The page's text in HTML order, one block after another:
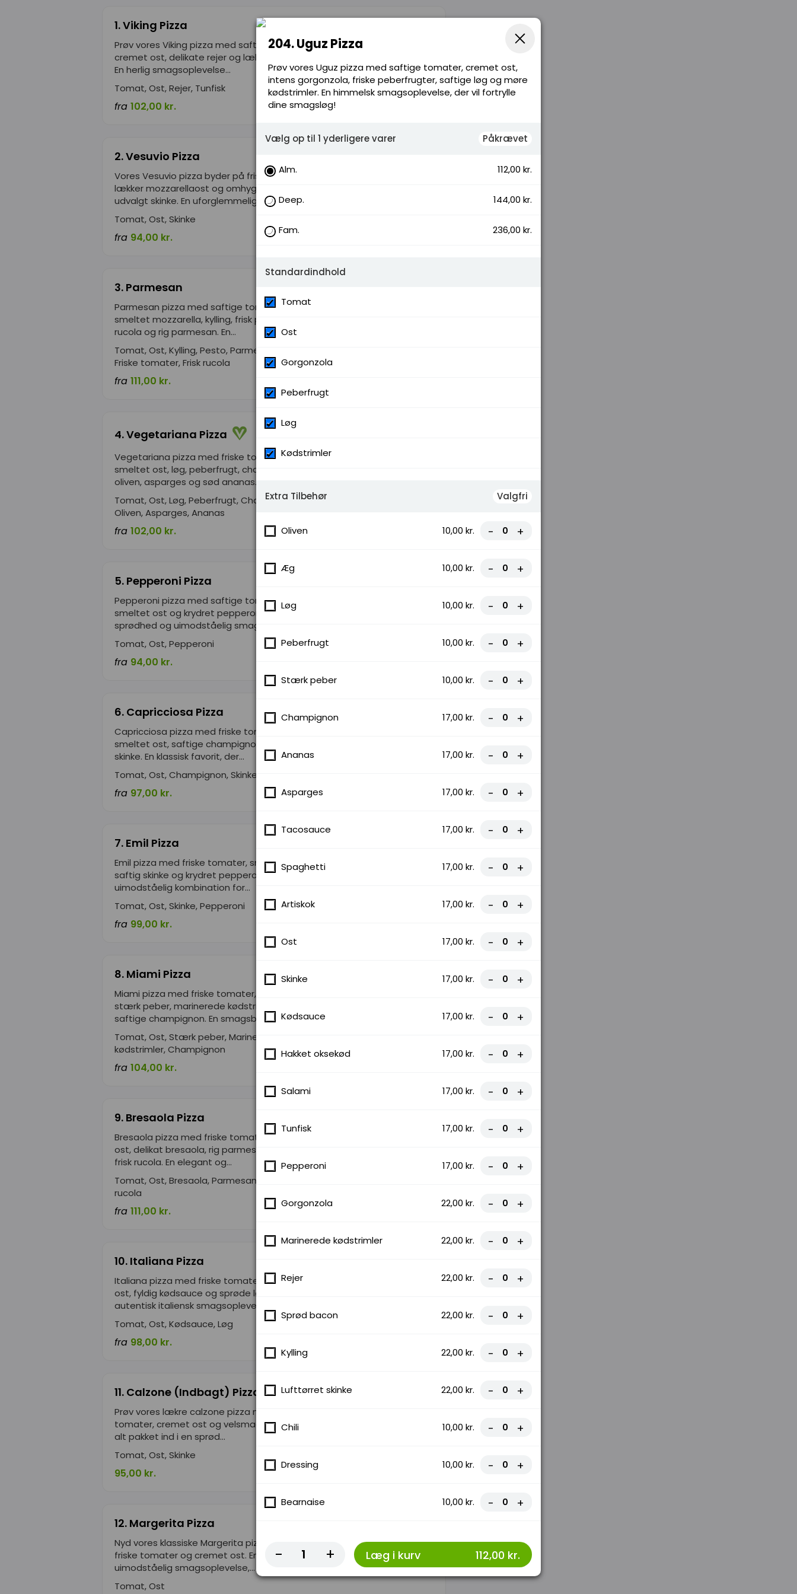
1. Viking Pizza
Prøv vores Viking pizza med saftige tomater,
cremet ost, delikate rejer og lækker tunfisk.
En herlig smagsoplevelse...
Tomat, Ost, Rejer, Tunfisk
fra 102,00 kr.
2. Vesuvio Pizza
Vores Vesuvio pizza byder på frisk tomat,
lækker mozzarellaost og omhyggeligt
udvalgt skinke. En uforglemmelig...
Tomat, Ost, Skinke
fra 94,00 kr.
3. Parmesan
Parmesan pizza med saftige tomater,
smeltet mozzarella, kylling, frisk pesto, sprød
rucola og rig parmesan. En...
Tomat, Ost, Kylling, Pesto, Parmesanost,
Friske tomater, Frisk rucola
fra 111,00 kr.
4. Vegetariana Pizza
Vegetariana pizza med friske tomater,
smeltet ost, løg, peberfrugt, champignon,
oliven, asparges og sød ananas....
Tomat, Ost, Løg, Peberfrugt, Champignon,
Oliven, Asparges, Ananas
fra 102,00 kr.
5. Pepperoni Pizza
Pepperoni pizza med saftige tomater,
smeltet ost og krydret pepperoni. Perfekt
sprødhed og uimodståelig smag...
Tomat, Ost, Pepperoni
fra 94,00 kr.
6. Capricciosa Pizza
Capricciosa pizza med friske tomater,
smeltet ost, saftige champignon og lækker
skinke. En klassisk favorit, der...
Tomat, Ost, Champignon, Skinke
fra 97,00 kr.
7. Emil Pizza
Emil pizza med friske tomater, smeltet ost,
saftig skinke og krydret pepperoni. En
uimodståelig kombination for...
Tomat, Ost, Skinke, Pepperoni
fra 99,00 kr.
8. Miami Pizza
Miami pizza med friske tomater, smeltet ost,
stærk peber, marinerede kødstrimler og
saftige champignon. En smagsbombe...
Tomat, Ost, Stærk peber, Marinerede
kødstrimler, Champignon
fra 104,00 kr.
9. Bresaola Pizza
Bresaola pizza med friske tomater, smeltet
ost, delikat bresaola, rig parmesanost og
frisk rucola. En elegant og...
Tomat, Ost, Bresaola, Parmesanost, Frisk
rucola
fra 111,00 kr.
10. Italiana Pizza
Italiana pizza med friske tomater, smeltet
ost, fyldig kødsauce og sprøde løg. En
autentisk italiensk smagsoplevelse,...
Tomat, Ost, Kødsauce, Løg
fra 98,00 kr.
11. Calzone (Indbagt) Pizza
Prøv vores lækre calzone pizza med saftige
tomater, cremet ost og velsmagende skinke,
alt pakket ind i en sprød...
Tomat, Ost, Skinke
95,00 kr.
12. Margerita Pizza
Nyd vores klassiske Margerita pizza med
friske tomater og cremet ost. En simpel, men
uimodståelig smagsoplevelse,...
Tomat, Ost
204. Uguz Pizza
Prøv vores Uguz pizza med saftige tomater, cremet ost,
intens gorgonzola, friske peberfrugter, saftige løg og møre
kødstrimler. En himmelsk smagsoplevelse, der vil fortrylle
dine smagsløg!
Vælg op til 1 yderligere varer Påkrævet
Alm. 112,00 kr.
Deep. 144,00 kr.
Fam. 236,00 kr.
Standardindhold
Tomat
Ost
Gorgonzola
Peberfrugt
Løg
Kødstrimler
Extra Tilbehør Valgfri
Oliven 10,00 kr. - +
Æg 10,00 kr. - +
Løg 10,00 kr. - +
Peberfrugt 10,00 kr. - +
Stærk peber 10,00 kr. - +
Champignon 17,00 kr. - +
Ananas 17,00 kr. - +
Asparges 17,00 kr. - +
Tacosauce 17,00 kr. - +
Spaghetti 17,00 kr. - +
Artiskok 17,00 kr. - +
Ost 17,00 kr. - +
Skinke 17,00 kr. - +
Kødsauce 17,00 kr. - +
Hakket oksekød 17,00 kr. - +
Salami 17,00 kr. - +
Tunfisk 17,00 kr. - +
Pepperoni 17,00 kr. - +
Gorgonzola 22,00 kr. - +
Marinerede kødstrimler 22,00 kr. - +
Rejer 22,00 kr. - +
Sprød bacon 22,00 kr. - +
Kylling 22,00 kr. - +
Lufttørret skinke 22,00 kr. - +
Chili 10,00 kr. - +
Dressing 10,00 kr. - +
Bearnaise 10,00 kr. - +
- + Læg i kurv 112,00 kr.